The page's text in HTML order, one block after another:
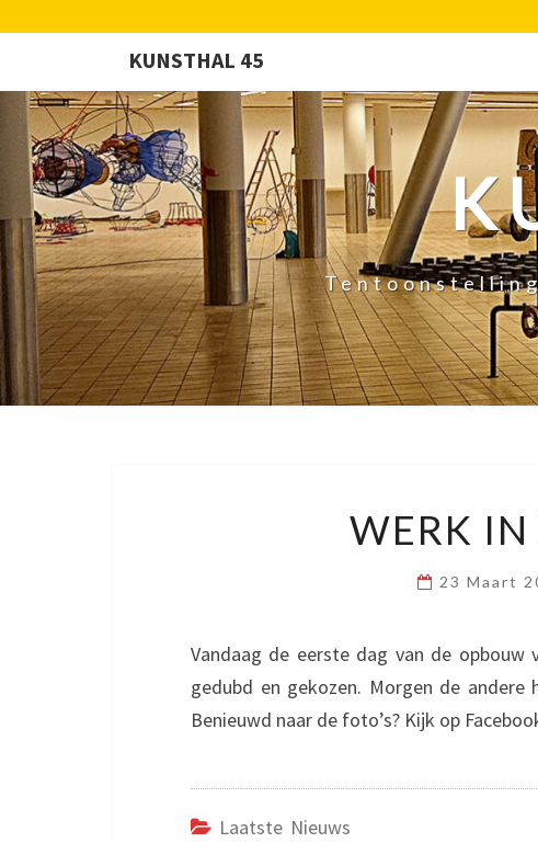
KUNSTHAL 45
WERK
23 Maart
Vandaag de eerste dag van de opbouw
gedubd en gekozen. Morgen de
Benieuwd naar de foto’s? Kijk op
Laatste Nieuws